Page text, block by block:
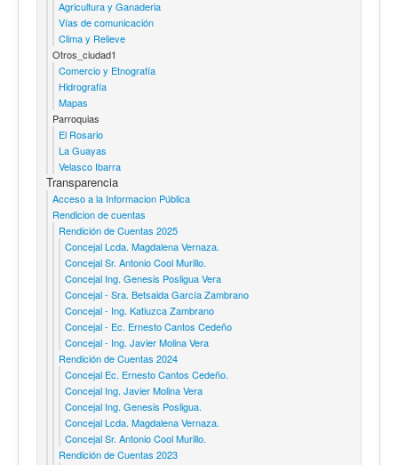
Agricultura y Ganaderia
Vías de comunicación
Clima y Relieve
Otros_ciudad1
Comercio y Etnografía
Hidrografía
Mapas
Parroquias
El Rosario
La Guayas
Velasco Ibarra
Transparencia
Acceso a la Informacion Pública
Rendicion de cuentas
Rendición de Cuentas 2025
Concejal Lcda. Magdalena Vernaza.
Concejal Sr. Antonio Cool Murillo.
Concejal Ing. Genesis Posligua Vera
Concejal - Sra. Betsaida García Zambrano
Concejal - Ing. Katiuzca Zambrano
Concejal - Ec. Ernesto Cantos Cedeño
Concejal - Ing. Javier Molina Vera
Rendición de Cuentas 2024
Concejal Ec. Ernesto Cantos Cedeño.
Concejal Ing. Javier Molina Vera
Concejal Ing. Genesis Posligua.
Concejal Lcda. Magdalena Vernaza.
Concejal Sr. Antonio Cool Murillo.
Rendición de Cuentas 2023